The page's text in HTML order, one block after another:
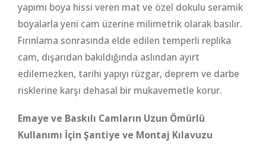
yapımı boya hissi veren mat ve özel dokulu seramik
boyalarla yeni cam üzerine milimetrik olarak basılır.
Fırınlama sonrasında elde edilen temperli replika
cam, dışarıdan bakıldığında aslından ayırt
edilemezken, tarihi yapıyı rüzgar, deprem ve darbe
risklerine karşı dehasal bir mukavemetle korur.
Emaye ve Baskılı Camların Uzun Ömürlü
Kullanımı İçin Şantiye ve Montaj Kılavuzu